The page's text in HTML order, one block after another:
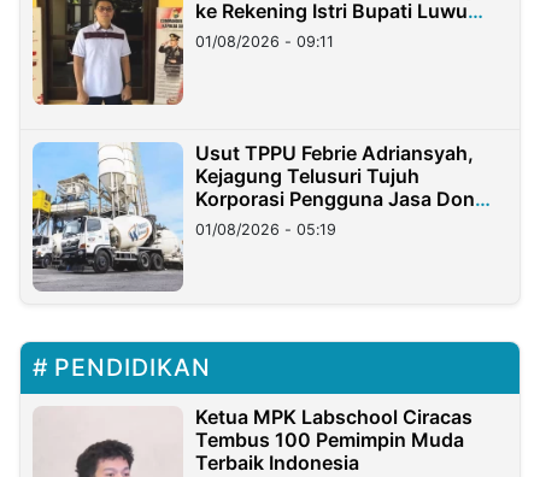
ke Rekening Istri Bupati Luwu
Timur
01/08/2026 - 09:11
Usut TPPU Febrie Adriansyah,
Kejagung Telusuri Tujuh
Korporasi Pengguna Jasa Don
Ritto
01/08/2026 - 05:19
PENDIDIKAN
Ketua MPK Labschool Ciracas
Tembus 100 Pemimpin Muda
Terbaik Indonesia